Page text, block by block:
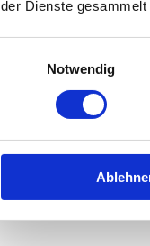
der Dienste gesammelt
Notwendig